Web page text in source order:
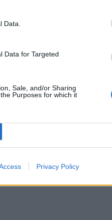
Data.
Data for Targeted
Sale, and/or Sharing
Purposes for which it
Privacy Policy